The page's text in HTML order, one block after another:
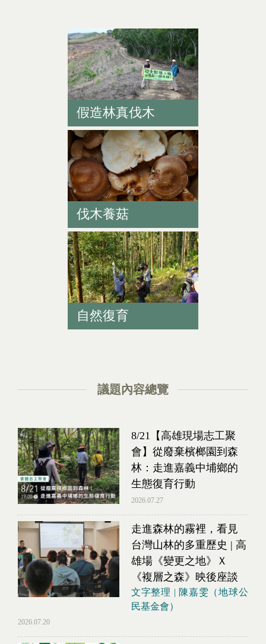
假造林真伐木
伐木養菇
自然復育
議題內容總覽
8/21【高雄現場志工聚
會】從廢棄檳榔園到森
林：走進嘉義中埔鄉的
生態復育行動
2026.07.27
走進森林的霧裡，看見
台灣山林的多重歷史 | 高
雄場《變更之地》Ｘ
《複層之森》映後座談
文字整理 | 陳嘉雯（地球公
民基金會）
2026.07.20